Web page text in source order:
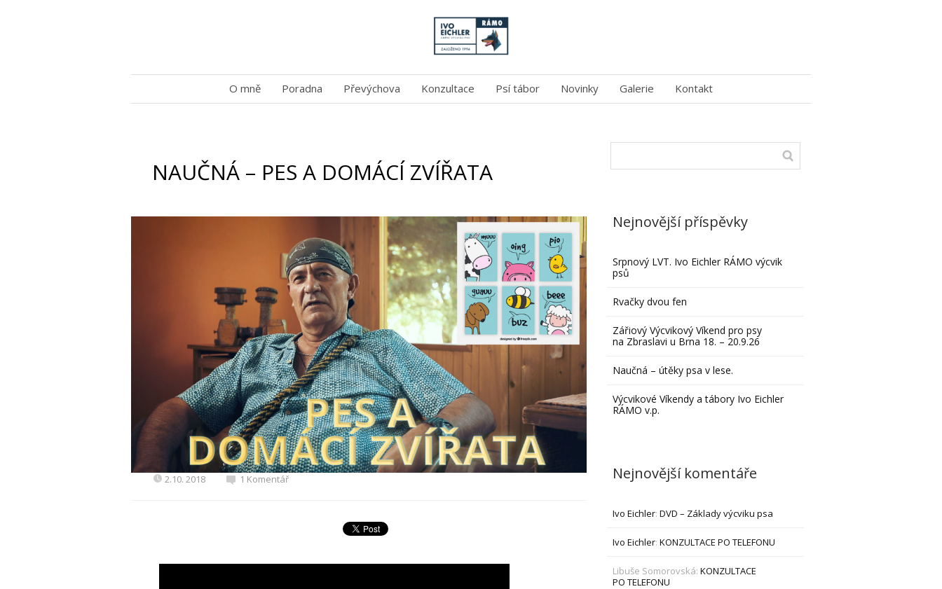
O mně Poradna Převýchova Konzultace Psí tábor Novinky Galerie Kontakt
NAUČNÁ – PES A DOMÁCÍ ZVÍŘATA
2.10. 2018 1 Komentář
Nejnovější příspěvky
Srpnový LVT. Ivo Eichler RÁMO výcvik
psů
Rvačky dvou fen
Zářiový Výcvikový Víkend pro psy
na Zbraslavi u Brna 18. – 20.9.26
Naučná – útěky psa v lese.
Výcvikové Víkendy a tábory Ivo Eichler
RÁMO v.p.
Nejnovější komentáře
Ivo Eichler:DVD – Základy výcviku psa
Ivo Eichler:KONZULTACE PO TELEFONU
Libuše Somorovská:KONZULTACE
PO TELEFONU